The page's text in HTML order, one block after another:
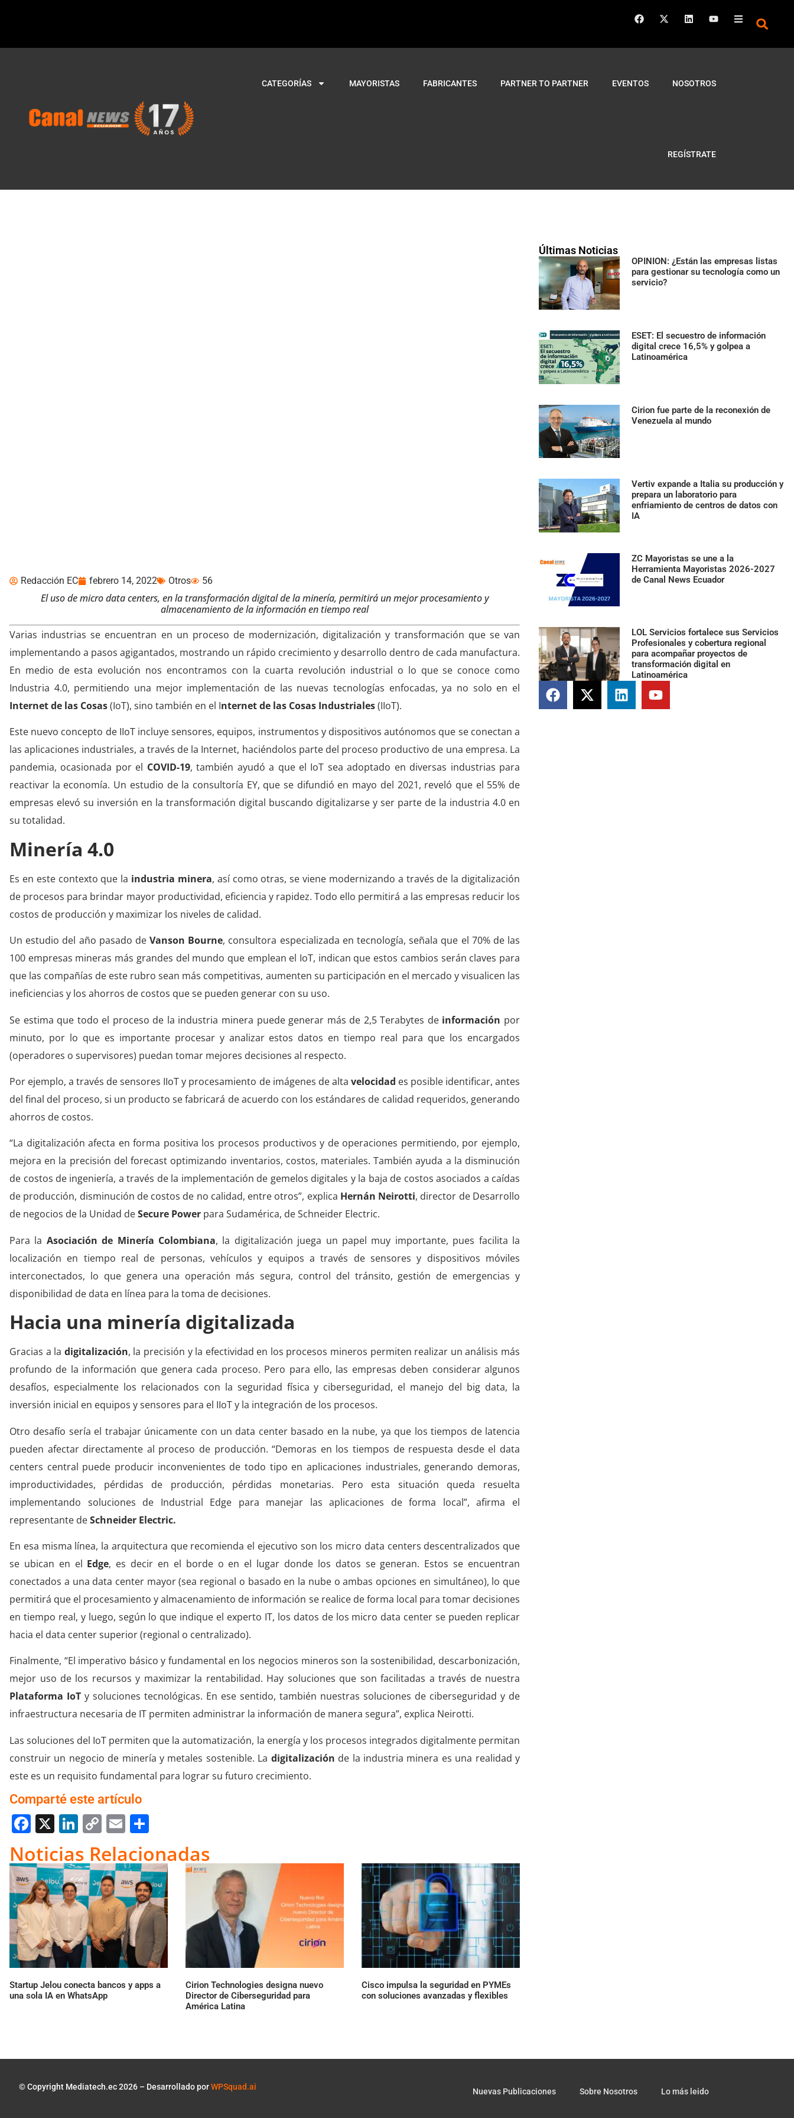
CATEGORÍAS MAYORISTAS FABRICANTES PARTNER TO PARTNER EVENTOS NOSOTROS
REGÍSTRATE
Últimas Noticias
OPINION: ¿Están las empresas listas
para gestionar su tecnología como un
servicio?
ESET: El secuestro de información
digital crece 16,5% y golpea a
Latinoamérica
Cirion fue parte de la reconexión de
Venezuela al mundo
Vertiv expande a Italia su producción y
prepara un laboratorio para
enfriamiento de centros de datos con
IA
ZC Mayoristas se une a la
Herramienta Mayoristas 2026-2027
de Canal News Ecuador
LOL Servicios fortalece sus Servicios
Profesionales y cobertura regional
para acompañar proyectos de
transformación digital en
Latinoamérica
Redacción EC febrero 14, 2022 Otros 56
El uso de micro data centers, en la transformación digital de la minería, permitirá un mejor procesamiento y
almacenamiento de la información en tiempo real
Varias industrias se encuentran en un proceso de modernización, digitalización y transformación que se van
implementando a pasos agigantados, mostrando un rápido crecimiento y desarrollo dentro de cada manufactura.
En medio de esta evolución nos encontramos con la cuarta revolución industrial o lo que se conoce como
Industria 4.0, permitiendo una mejor implementación de las nuevas tecnologías enfocadas, ya no solo en el
Internet de las Cosas(IoT), sino también en el Internet de las Cosas Industriales(IIoT).
Este nuevo concepto de IIoT incluye sensores, equipos, instrumentos y dispositivos autónomos que se conectan a
las aplicaciones industriales, a través de la Internet, haciéndolos parte del proceso productivo de una empresa. La
pandemia, ocasionada por el COVID-19, también ayudó a que el IoT sea adoptado en diversas industrias para
reactivar la economía. Un estudio de la consultoría EY, que se difundió en mayo del 2021, reveló que el 55% de
empresas elevó su inversión en la transformación digital buscando digitalizarse y ser parte de la industria 4.0 en
su totalidad.
Minería 4.0
Es en este contexto que la industria minera, así como otras, se viene modernizando a través de la digitalización
de procesos para brindar mayor productividad, eficiencia y rapidez. Todo ello permitirá a las empresas reducir los
costos de producción y maximizar los niveles de calidad.
Un estudio del año pasado deVanson Bourne, consultora especializada en tecnología, señala que el 70% de las
100 empresas mineras más grandes del mundo que emplean el IoT, indican que estos cambios serán claves para
que las compañías de este rubro sean más competitivas, aumenten su participación en el mercado y visualicen las
ineficiencias y los ahorros de costos que se pueden generar con su uso.
Se estima que todo el proceso de la industria minera puede generar más de 2,5 Terabytes de información por
minuto, por lo que es importante procesar y analizar estos datos en tiempo real para que los encargados
(operadores o supervisores) puedan tomar mejores decisiones al respecto.
Por ejemplo, a través de sensores IIoT y procesamiento de imágenes de alta velocidad es posible identificar, antes
del final del proceso, si un producto se fabricará de acuerdo con los estándares de calidad requeridos, generando
ahorros de costos.
“La digitalización afecta en forma positiva los procesos productivos y de operaciones permitiendo, por ejemplo,
mejora en la precisión del forecast optimizando inventarios, costos, materiales. También ayuda a la disminución
de costos de ingeniería, a través de la implementación de gemelos digitales y la baja de costos asociados a caídas
de producción, disminución de costos de no calidad, entre otros”, explica Hernán Neirotti, director de Desarrollo
de negocios de la Unidad deSecure Power para Sudamérica, de Schneider Electric.
Para la Asociación de Minería Colombiana, la digitalización juega un papel muy importante, pues facilita la
localización en tiempo real de personas, vehículos y equipos a través de sensores y dispositivos móviles
interconectados, lo que genera una operación más segura, control del tránsito, gestión de emergencias y
disponibilidad de data en línea para la toma de decisiones.
Hacia una minería digitalizada
Gracias a la digitalización, la precisión y la efectividad en los procesos mineros permiten realizar un análisis más
profundo de la información que genera cada proceso. Pero para ello, las empresas deben considerar algunos
desafíos, especialmente los relacionados con la seguridad física y ciberseguridad, el manejo del big data, la
inversión inicial en equipos y sensores para el IIoT y la integración de los procesos.
Otro desafío sería el trabajar únicamente con un data center basado en la nube, ya que los tiempos de latencia
pueden afectar directamente al proceso de producción. “Demoras en los tiempos de respuesta desde el data
centers central puede producir inconvenientes de todo tipo en aplicaciones industriales, generando demoras,
improductividades, pérdidas de producción, pérdidas monetarias. Pero esta situación queda resuelta
implementando soluciones de Industrial Edge para manejar las aplicaciones de forma local”, afirma el
representante deSchneider Electric.
En esa misma línea, la arquitectura que recomienda el ejecutivo son los micro data centers descentralizados que
se ubican en el Edge, es decir en el borde o en el lugar donde los datos se generan. Estos se encuentran
conectados a una data center mayor (sea regional o basado en la nube o ambas opciones en simultáneo), lo que
permitirá que el procesamiento y almacenamiento de información se realice de forma local para tomar decisiones
en tiempo real, y luego, según lo que indique el experto IT, los datos de los micro data center se pueden replicar
hacia el data center superior (regional o centralizado).
Finalmente, “El imperativo básico y fundamental en los negocios mineros son la sostenibilidad, descarbonización,
mejor uso de los recursos y maximizar la rentabilidad. Hay soluciones que son facilitadas a través de nuestra
Plataforma IoT y soluciones tecnológicas. En ese sentido, también nuestras soluciones de ciberseguridad y de
infraestructura necesaria de IT permiten administrar la información de manera segura”, explica Neirotti.
Las soluciones del IoT permiten que la automatización, la energía y los procesos integrados digitalmente permitan
construir un negocio de minería y metales sostenible. La digitalización de la industria minera es una realidad y
este es un requisito fundamental para lograr su futuro crecimiento.
Comparté este artículo
Facebook
X LinkedIn
Copy
Link
Email
Noticias Relacionadas
Startup Jelou conecta bancos y apps a
una sola IA en WhatsApp
Cirion Technologies designa nuevo
Director de Ciberseguridad para
América Latina
Cisco impulsa la seguridad en PYMEs
con soluciones avanzadas y flexibles
© Copyright Mediatech.ec 2026 – Desarrollado porWPSquad.ai Nuevas Publicaciones Sobre Nosotros Lo más leido